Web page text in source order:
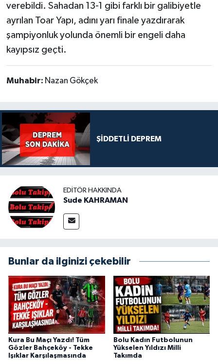
verebildi. Sahadan 13-1 gibi farklı bir galibiyetle
ayrılan Toar Yapı, adını yarı finale yazdırarak
şampiyonluk yolunda önemli bir engeli daha
kayıpsız geçti.
Muhabir: Nazan Gökçek
ŞİDDETLİ DEPREM
EDITÖR HAKKINDA
Sude KAHRAMAN
Bunlar da ilginizi çekebilir
Kura Bu Maçı Yazdı! Tüm
Gözler Bahçeköy - Tekke
Işıklar Karşılaşmasında
Bolu Kadın Futbolunun
Yükselen Yıldızı Milli
Takımda